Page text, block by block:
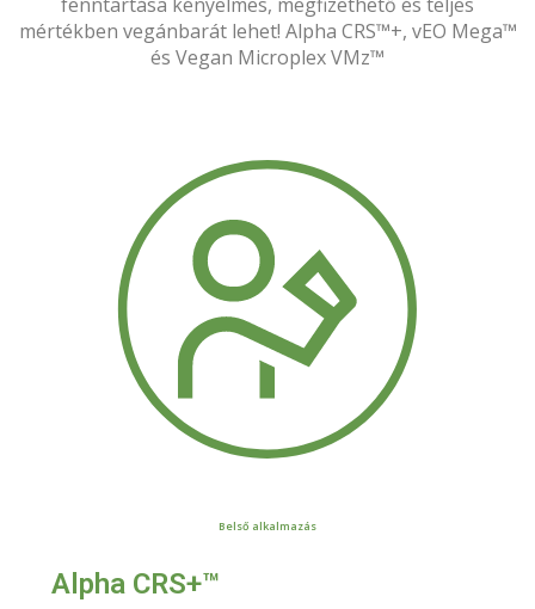
mértékben vegánbarát lehet! Alpha CRS™+, vEO Mega™
és Vegan Microplex VMz™
Belső alkalmazás
Alpha CRS+™